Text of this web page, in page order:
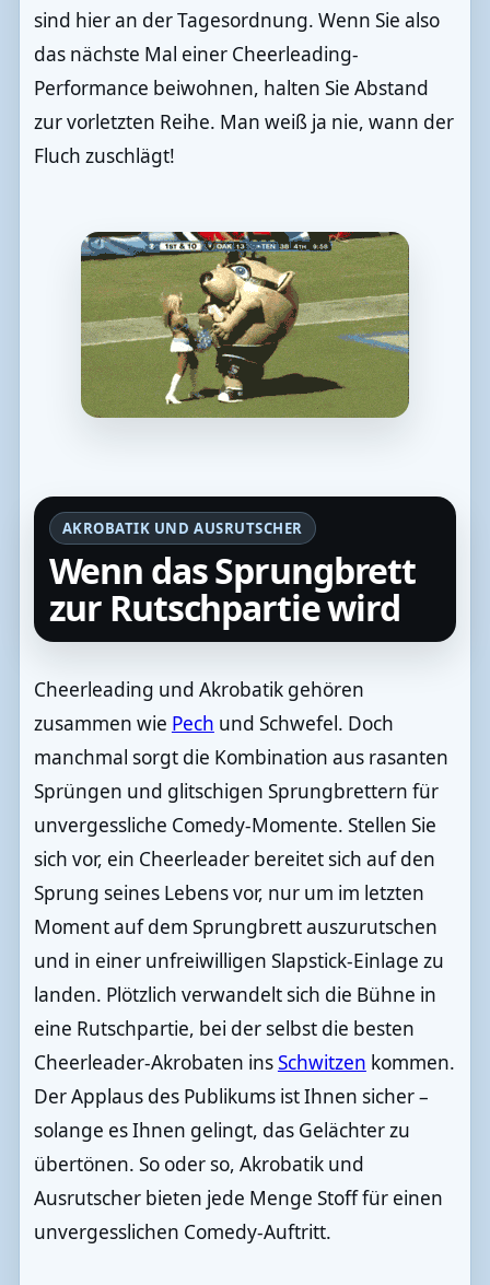
sind hier an der Tagesordnung. Wenn Sie also
das nächste Mal einer Cheerleading-
Performance beiwohnen, halten Sie Abstand
zur vorletzten Reihe. Man weiß ja nie, wann der
Fluch zuschlägt!
AKROBATIK UND AUSRUTSCHER
Wenn das Sprungbrett
zur Rutschpartie wird
Cheerleading und Akrobatik gehören
zusammen wie Pech und Schwefel. Doch
manchmal sorgt die Kombination aus rasanten
Sprüngen und glitschigen Sprungbrettern für
unvergessliche Comedy-Momente. Stellen Sie
sich vor, ein Cheerleader bereitet sich auf den
Sprung seines Lebens vor, nur um im letzten
Moment auf dem Sprungbrett auszurutschen
und in einer unfreiwilligen Slapstick-Einlage zu
landen. Plötzlich verwandelt sich die Bühne in
eine Rutschpartie, bei der selbst die besten
Cheerleader-Akrobaten insSchwitzen kommen.
Der Applaus des Publikums ist Ihnen sicher –
solange es Ihnen gelingt, das Gelächter zu
übertönen. So oder so, Akrobatik und
Ausrutscher bieten jede Menge Stoff für einen
unvergesslichen Comedy-Auftritt.